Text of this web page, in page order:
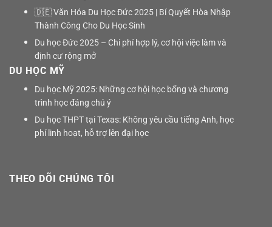
🇩🇪 Văn Hóa Du Học Đức 2025 | Bí Quyết Hòa Nhập
Thành Công Cho Du Học Sinh
Du học Đức 2025 – Chi phí hợp lý, cơ hội việc làm và
định cư rộng mở
DU HỌC MỸ
Du học Mỹ 2025: Những cơ hội học bổng và chương
trình học đáng chú ý
Du học THPT tại Texas: Không yêu cầu tiếng Anh, học
phí linh hoạt, hỗ trợ lên đại học
THEO DÕI CHÚNG TÔI